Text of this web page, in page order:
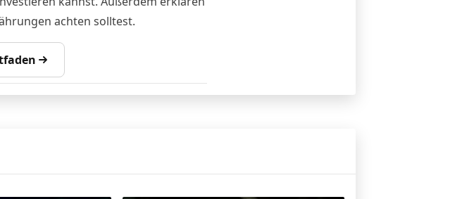
achten solltest.